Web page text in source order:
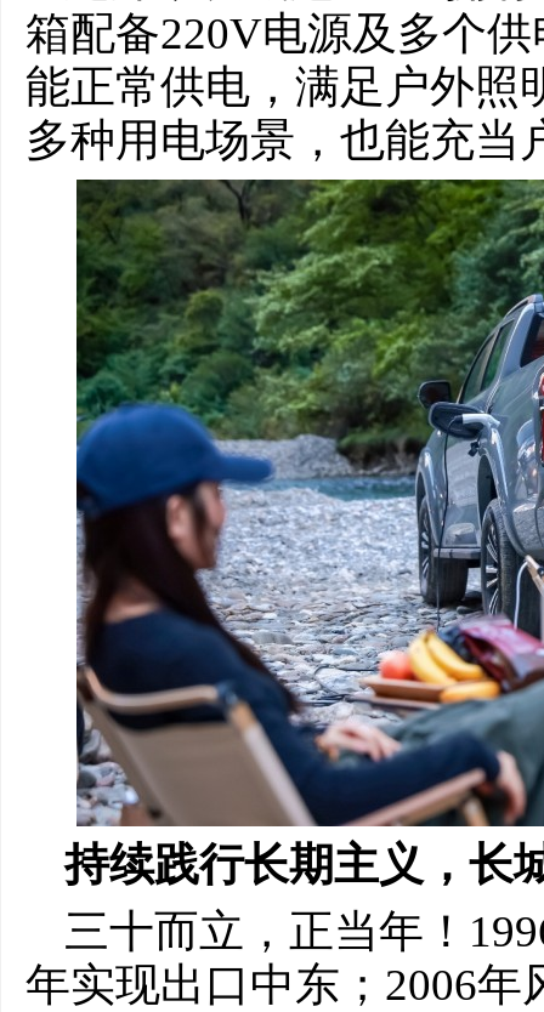
箱配备220V电源及多个
能正常供电，满足户外照
多种用电场景，也能充当
持续践行长期主义，长
三十而立，正当年！
年实现出口中东；2006